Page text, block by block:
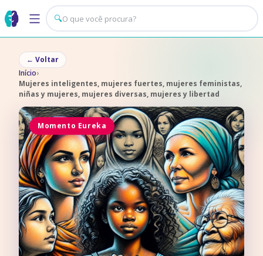
🔍
← Voltar
Início›
Mujeres inteligentes, mujeres fuertes, mujeres feministas,
niñas y mujeres, mujeres diversas, mujeres y libertad
Momento Eureka